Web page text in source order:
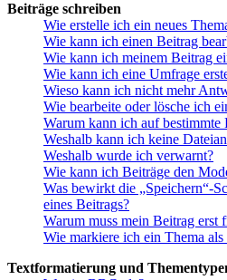
Beiträge schreiben
Wie erstelle ich ein neues
Wie kann ich einen Beitrag
Wie kann ich meinem Beitrag
Wie kann ich eine Umfrage
Wieso kann ich nicht mehr
Wie bearbeite oder lösche ich
Warum kann ich auf bestimmte
Weshalb kann ich keine
Weshalb wurde ich verwarnt?
Wie kann ich Beiträge den
Was bewirkt die „Speichern“-
eines Beitrags?
Warum muss mein Beitrag erst
Wie markiere ich ein Thema als
Textformatierung und